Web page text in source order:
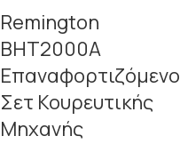
Remington
BHT2000A
Επαναφορτιζόμενo
Σετ Κουρευτικής
Μηχανής